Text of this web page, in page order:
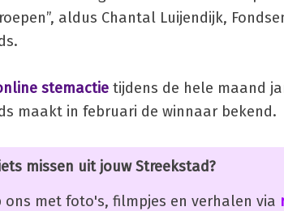
aldus Chantal Luijendijk,
stemactie tijdens de hele maand
maakt in februari de winnaar bekend.
missen uit jouw Streekstad?
ons met foto's, filmpjes en verhalen via